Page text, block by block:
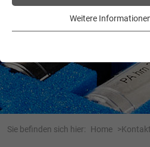
Sie befinden sich hier: Home Kontakt
Essenzielle Cookies werden für
Webseite einwandfrei funktioniert.
Name cookie_optin
Anbieter
Cookie-Informationen
Tracking
Weitere